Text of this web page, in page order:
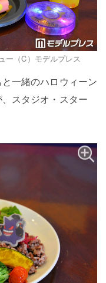
ー（C）モデルプレス
一緒のハロウィーン
スタジオ・スター